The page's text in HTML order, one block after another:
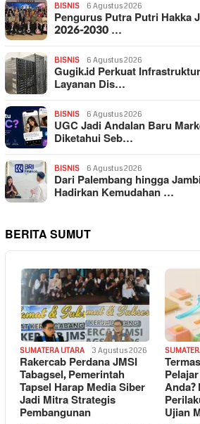
BISNIS 6 Agustus 2026
Pengurus Putra Putri Hakka
2026-2030 …
BISNIS 6 Agustus 2026
Gugik.id Perkuat
Layanan Dis…
BISNIS 6 Agustus 2026
UGC Jadi Andalan Baru
Diketahui Seb…
BISNIS 6 Agustus 2026
Dari Palembang hingga
Hadirkan Kemudahan …
BERITA SUMUT
SUMATERA UTARA 3 Agustus 2026
Rakercab Perdana JMSI
Tabagsel, Pemerintah
Tapsel Harap Media Siber
Jadi Mitra Strategis
Pembangunan Ujian